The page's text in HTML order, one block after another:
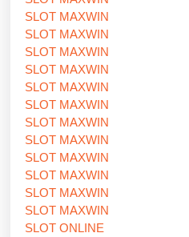
SLOT MAXWIN
SLOT MAXWIN
SLOT MAXWIN
SLOT MAXWIN
SLOT MAXWIN
SLOT MAXWIN
SLOT MAXWIN
SLOT MAXWIN
SLOT MAXWIN
SLOT MAXWIN
SLOT MAXWIN
SLOT MAXWIN
SLOT ONLINE